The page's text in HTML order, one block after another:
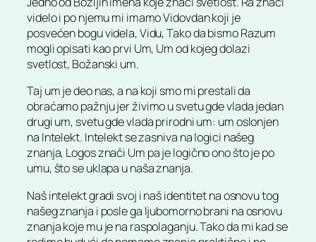
videlo i po njemu mi imamo Vidovdan koji je
posvećen bogu videla, Vidu, Tako da bismo Razum
mogli opisati kao prvi Um, Um od kojeg dolazi
svetlost, Božanski um.
Taj um je deo nas, a na koji smo mi prestali da
obraćamo pažnju jer živimo u svetu gde vlada jedan
drugi um, svetu gde vlada prirodni um: um oslonjen
na Intelekt. Intelekt se zasniva na logici našeg
znanja, Logos znači Um pa je logično ono što je po
umu, što se uklapa u naša znanja.
Naš intelekt gradi svoj i naš identitet na osnovu tog
našeg znanja i posle ga ljubomorno brani na osnovu
znanja koje mu je na raspolaganju. Tako da mi kad se